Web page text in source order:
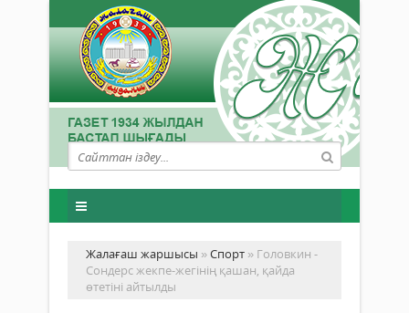
Жалағаш жаршысы »Спорт » Головкин -
Сондерс жекпе-жегінің қашан, қайда
өтетіні айтылды